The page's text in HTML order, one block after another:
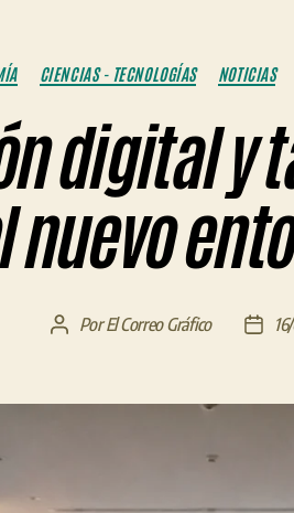
Categorías
CIENCIAS - TECNOLOGÍAS NOTICIAS
digital y
nuevo
Autor
entrada
PorEl Correo Gráfico
Fecha